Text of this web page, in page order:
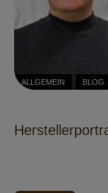
ALLGEMEIN BLOG